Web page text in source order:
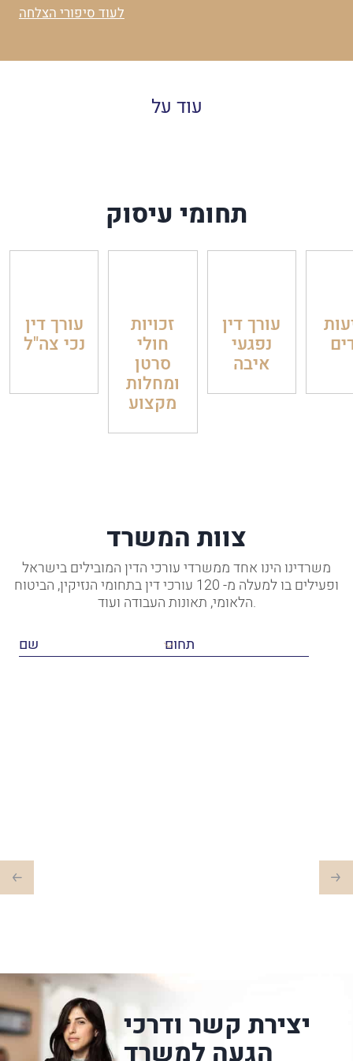
לעוד סיפורי הצלחה
עוד על
תחומי עיסוק
עורך דין
נכי צה"ל
זכויות
חולי
סרטן
ומחלות
מקצוע
עורך דין
נפגעי
איבה
צוות המשרד
משרדינו הינו אחד ממשרדי עורכי הדין המובילים בישראל
ופעילים בו למעלה מ- 120 עורכי דין בתחומי הנזיקין, הביטוח
הלאומי, תאונות העבודה ועוד.
יצירת קשר ודרכי
הגעה למשרד